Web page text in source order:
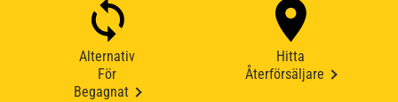
Alternativ
För
Begagnat
Hitta
Återförsäljare